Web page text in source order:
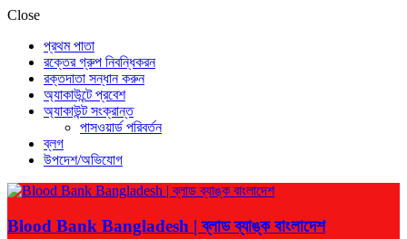
Close
প্রথম পাতা
রক্তের গ্রুপ নিবন্ধিকরন
রক্তদাতা সন্ধান করুন
অ্যাকাউন্টে প্রবেশ
অ্যাকাউন্ট সংক্রান্ত
পাসওয়ার্ড পরিবর্তন
ব্লগ
উপদেশ/অভিযোগ
Blood Bank Bangladesh | ব্লাড ব্যাঙ্ক বাংলাদেশ